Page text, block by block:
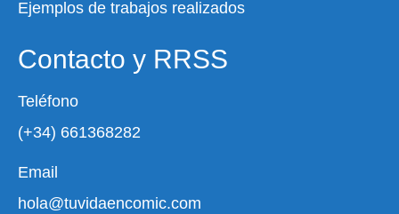
Ejemplos de trabajos realizados
Contacto y RRSS
Teléfono
(+34) 661368282
Email
hola@tuvidaencomic.com